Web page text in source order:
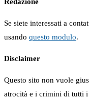
Redazione
Se siete interessati a
usando questo modulo.
Disclaimer
Questo sito non vuole
atrocità e i crimini di tutti